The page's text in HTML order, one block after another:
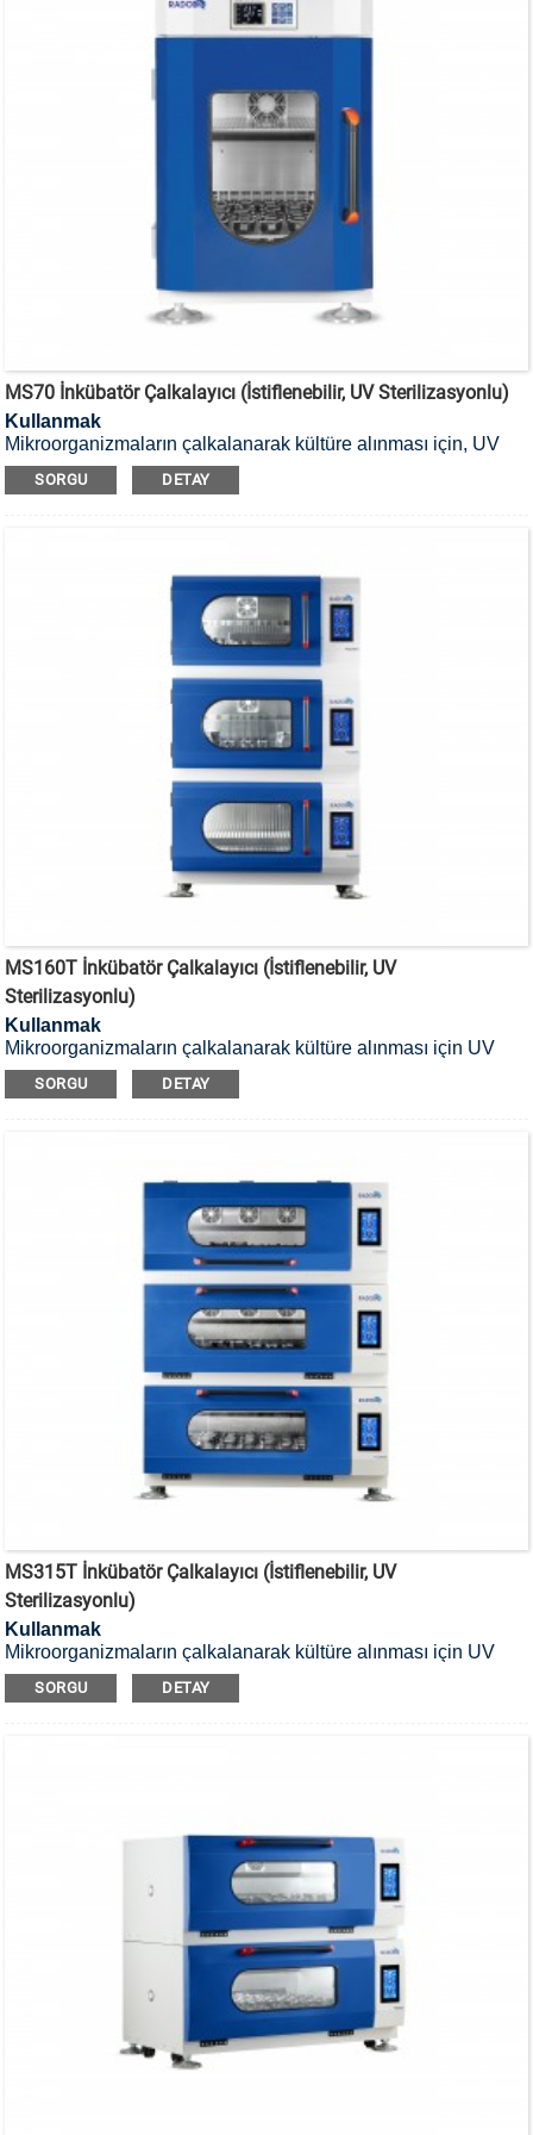
MS70 İnkübatör Çalkalayıcı (İstiflenebilir, UV Sterilizasyonlu)
Kullanmak
Mikroorganizmaların çalkalanarak kültüre alınması için, UV
sterilizasyonlu, istiflenebilir inkübatör çalkalayıcı kullanılır.
SORGU DETAY
MS160T İnkübatör Çalkalayıcı (İstiflenebilir, UV
Sterilizasyonlu)
Kullanmak
Mikroorganizmaların çalkalanarak kültüre alınması için UV
sterilizasyonlu, istiflenebilir inkübatör çalkalayıcı kullanılır.
SORGU DETAY
MS315T İnkübatör Çalkalayıcı (İstiflenebilir, UV
Sterilizasyonlu)
Kullanmak
Mikroorganizmaların çalkalanarak kültüre alınması için UV
sterilizasyonlu, istiflenebilir inkübatör çalkalayıcı kullanılır.
SORGU DETAY